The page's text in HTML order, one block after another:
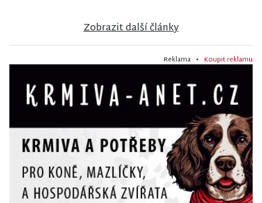
Zobrazit další články
Reklama • Koupit reklamu